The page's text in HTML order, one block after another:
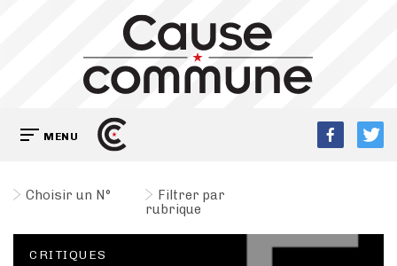
MENU
Choisir un N°
Filtrer par
rubrique
CRITIQUES